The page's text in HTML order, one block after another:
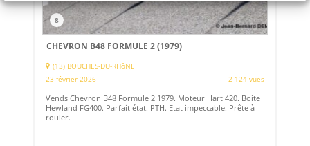
8
CHEVRON B48 FORMULE 2 (1979)
(13) BOUCHES-DU-RHôNE
23 février 2026
2 124 vues
Vends Chevron B48 Formule 2 1979. Moteur Hart 420. Boite
Hewland FG400. Parfait état. PTH. Etat impeccable. Prête à
rouler.